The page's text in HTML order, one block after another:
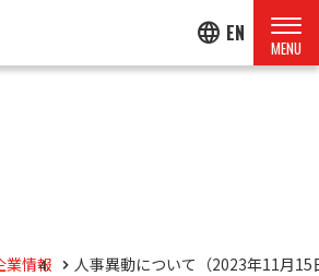
language EN
業情報 人事異動について（2023年11月15